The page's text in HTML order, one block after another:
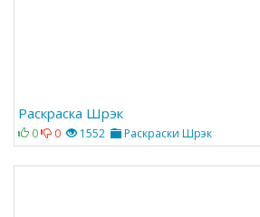
Раскраска Шрэк
0 0 1552 Раскраски Шрэк